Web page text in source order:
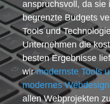
anspruchsvoll, da sie
begrenzte Budgets
Tools und
Unternehmen die
besten Ergebnisse
wirmodernste Tools
modernes Webdesign
allen Webprojekten